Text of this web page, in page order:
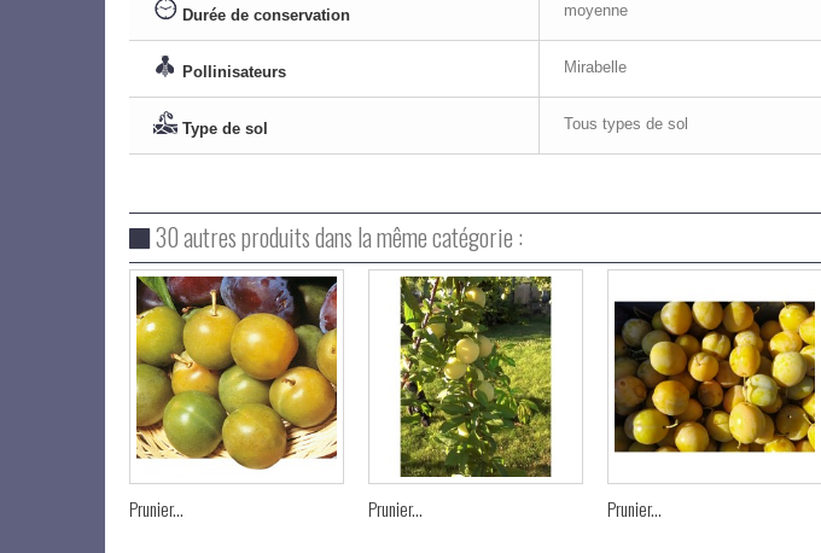
Durée de conservation moyenne
Pollinisateurs Mirabelle
Type de sol Tous types de sol
30 autres produits dans la même catégorie :
Prunier... Prunier... Prunier...